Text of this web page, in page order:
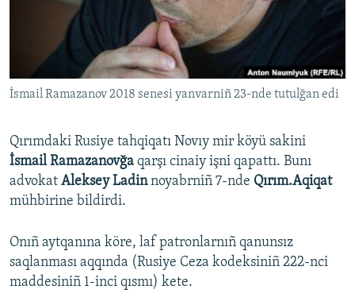
Українською
QOŞULIÑIZ!
RFE/RS bütün saytları
İsmail Ramazanov 2018 senesi yanvarniñ 23-nde tutulğan edi
Qırımdaki Rusiye tahqiqatı Novıy mir köyü sakini
İsmail Ramazanovğa qarşı cinaiy işni qapattı. Bunı
advokat Aleksey Ladinnoyabrniñ 7-nde Qırım.Aqiqat
mühbirine bildirdi.
Onıñ aytqanına köre, laf patronlarnıñ qanunsız
saqlanması aqqında (Rusiye Ceza kodeksiniñ 222-nci
maddesiniñ 1-inci qısmı) kete.